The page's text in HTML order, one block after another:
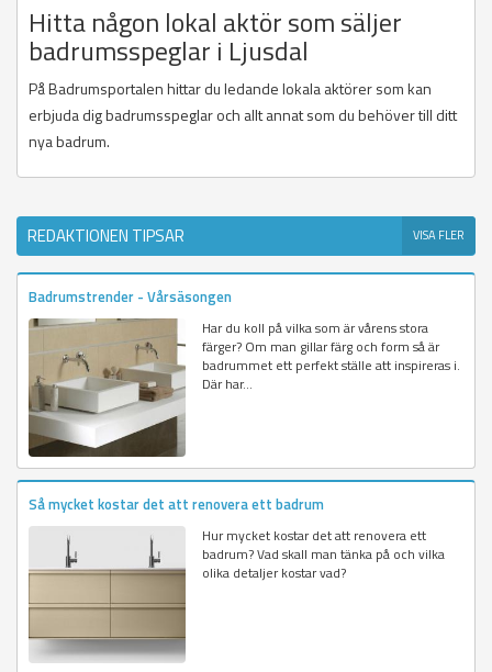
Hitta någon lokal aktör som säljer
badrumsspeglar i Ljusdal
På Badrumsportalen hittar du ledande lokala aktörer som kan
erbjuda dig badrumsspeglar och allt annat som du behöver till ditt
nya badrum.
REDAKTIONEN TIPSAR VISA FLER
Badrumstrender - Vårsäsongen
Har du koll på vilka som är vårens stora
färger? Om man gillar färg och form så är
badrummet ett perfekt ställe att inspireras i.
Där har...
Så mycket kostar det att renovera ett badrum
Hur mycket kostar det att renovera ett
badrum? Vad skall man tänka på och vilka
olika detaljer kostar vad?